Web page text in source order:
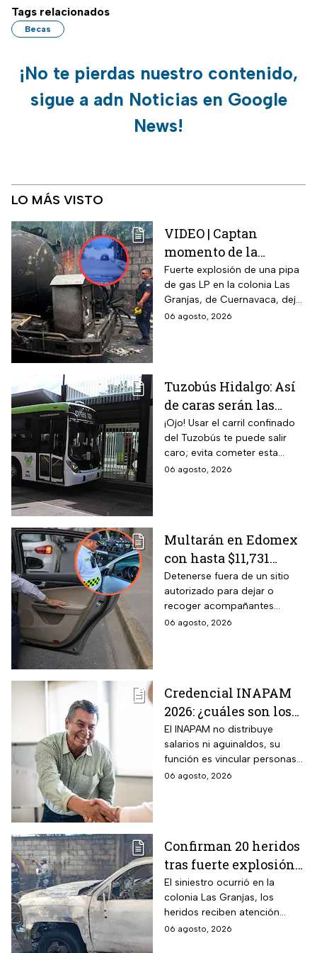
Tags relacionados
Becas
¡No te pierdas nuestro contenido,
sigue a adn Noticias en Google
News!
LO MÁS VISTO
VIDEO | Captan
momento de la
explosión de pipa de
gas en Cuernavaca:
¡Imágenes sensibles!
Fuerte explosión de una pipa
de gas LP en la colonia Las
Granjas, de Cuernavaca, dejó
21 heridos y causó pánico
06 agosto, 2026
Tuzobús Hidalgo: Así
de caras serán las
MULTAS por invadir
el carril confinado a
partir de esta fecha
¡Ojo! Usar el carril confinado
del Tuzobús te puede salir
caro; evita cometer esta
infracción a partir de agosto.
06 agosto, 2026
Multarán en Edomex
con hasta $11,731
pesos a todos los
conductores que
realicen esta práctica
tan común para subir
Detenerse fuera de un sitio
autorizado para dejar o
recoger acompañantes
puede salir carísimo en
del Reglamento de Tránsito
estatal mexiquense.
06 agosto, 2026
Credencial INAPAM
2026: ¿cuáles son los
requisitos para
tramitarla gratis y
cómo acceder a un
empleo de $9,582 al
El INAPAM no distribuye
salarios ni aguinaldos, su
función es vincular personas
con ofertas laborales, quienes
06 agosto, 2026
Confirman 20 heridos
tras fuerte explosión
de pipa de gas en
Cuernavaca, Morelos
El siniestro ocurrió en la
colonia Las Granjas, los
heridos reciben atención
médica en distintos
06 agosto, 2026